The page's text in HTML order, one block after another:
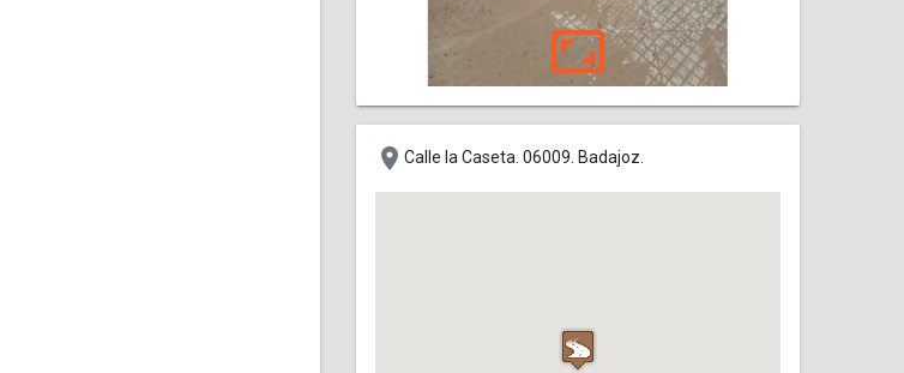
aspect_ratio
place Calle la Caseta. 06009. Badajoz.